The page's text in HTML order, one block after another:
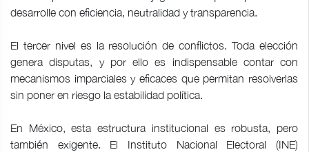
desarrolle con eficiencia, neutralidad y transparencia.
El tercer nivel es la resolución de conflictos. Toda elección
genera disputas, y por ello es indispensable contar con
mecanismos imparciales y eficaces que permitan resolverlas
sin poner en riesgo la estabilidad política.
En México, esta estructura institucional es robusta, pero
también exigente. El Instituto Nacional Electoral (INE)